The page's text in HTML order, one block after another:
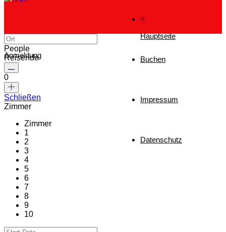
<-
Hauptseite
Buchen
Impressum
Datenschutz
Anmeldung
People
Reisende
0
Schließen
Zimmer
Zimmer
1
2
3
4
5
6
7
8
9
10